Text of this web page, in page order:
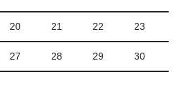
20 21 22 23
27 28 29 30